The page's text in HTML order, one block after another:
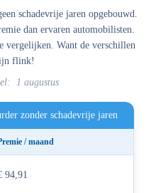
schadevrije jaren opgebouwd.
dan ervaren automobilisten.
vergelijken. Want de verschillen
flink!
1 augustus
zonder schadevrije jaren
/ maand
94,91